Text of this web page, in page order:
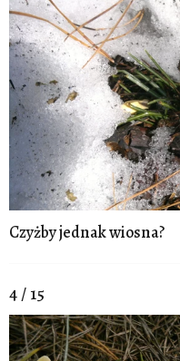
Czyżby jednak wiosna?
4 / 15